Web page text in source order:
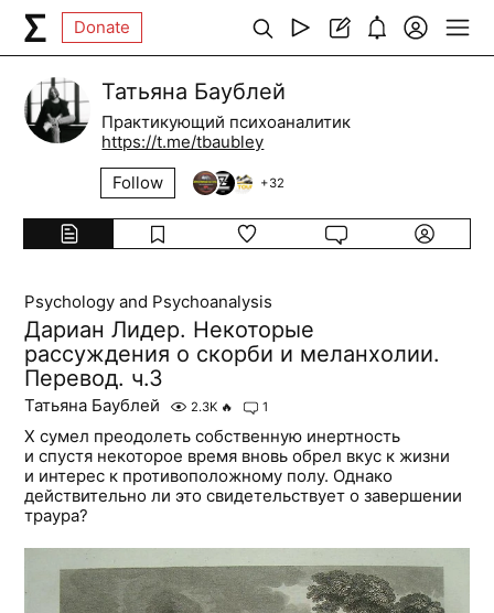
Donate
Татьяна Баублей
Практикующий психоаналитик
https://t.me/tbaubley
Follow
+32
Psychology and Psychoanalysis
Дариан Лидер. Некоторые
рассуждения о скорби и меланхолии.
Перевод. ч.3
Татьяна Баублей 2.3K 🔥 1
X сумел преодолеть собственную инертность
и спустя некоторое время вновь обрел вкус к жизни
и интерес к противоположному полу. Однако
действительно ли это свидетельствует о завершении
траура?